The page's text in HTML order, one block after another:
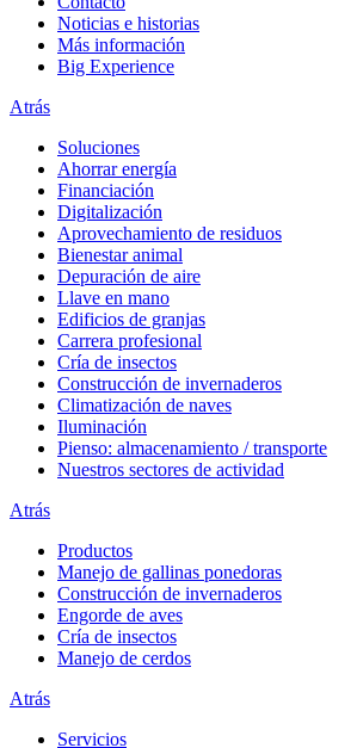
Noticias e historias
Más información
Big Experience
Atrás
Soluciones
Ahorrar energía
Financiación
Digitalización
Aprovechamiento de residuos
Bienestar animal
Depuración de aire
Llave en mano
Edificios de granjas
Carrera profesional
Cría de insectos
Construcción de invernaderos
Climatización de naves
Iluminación
Pienso: almacenamiento / transporte
Nuestros sectores de actividad
Atrás
Productos
Manejo de gallinas ponedoras
Construcción de invernaderos
Engorde de aves
Cría de insectos
Manejo de cerdos
Atrás
Servicios